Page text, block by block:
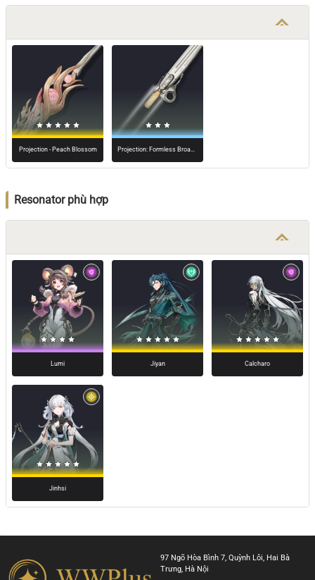
Projection - Peach Blossom
Resonator phù hợp
Lumi Jiyan Calcharo
Jinhsi
97 Ngõ Hòa Bình 7, Quỳnh Lôi, Hai Bà
Trưng, Hà Nội